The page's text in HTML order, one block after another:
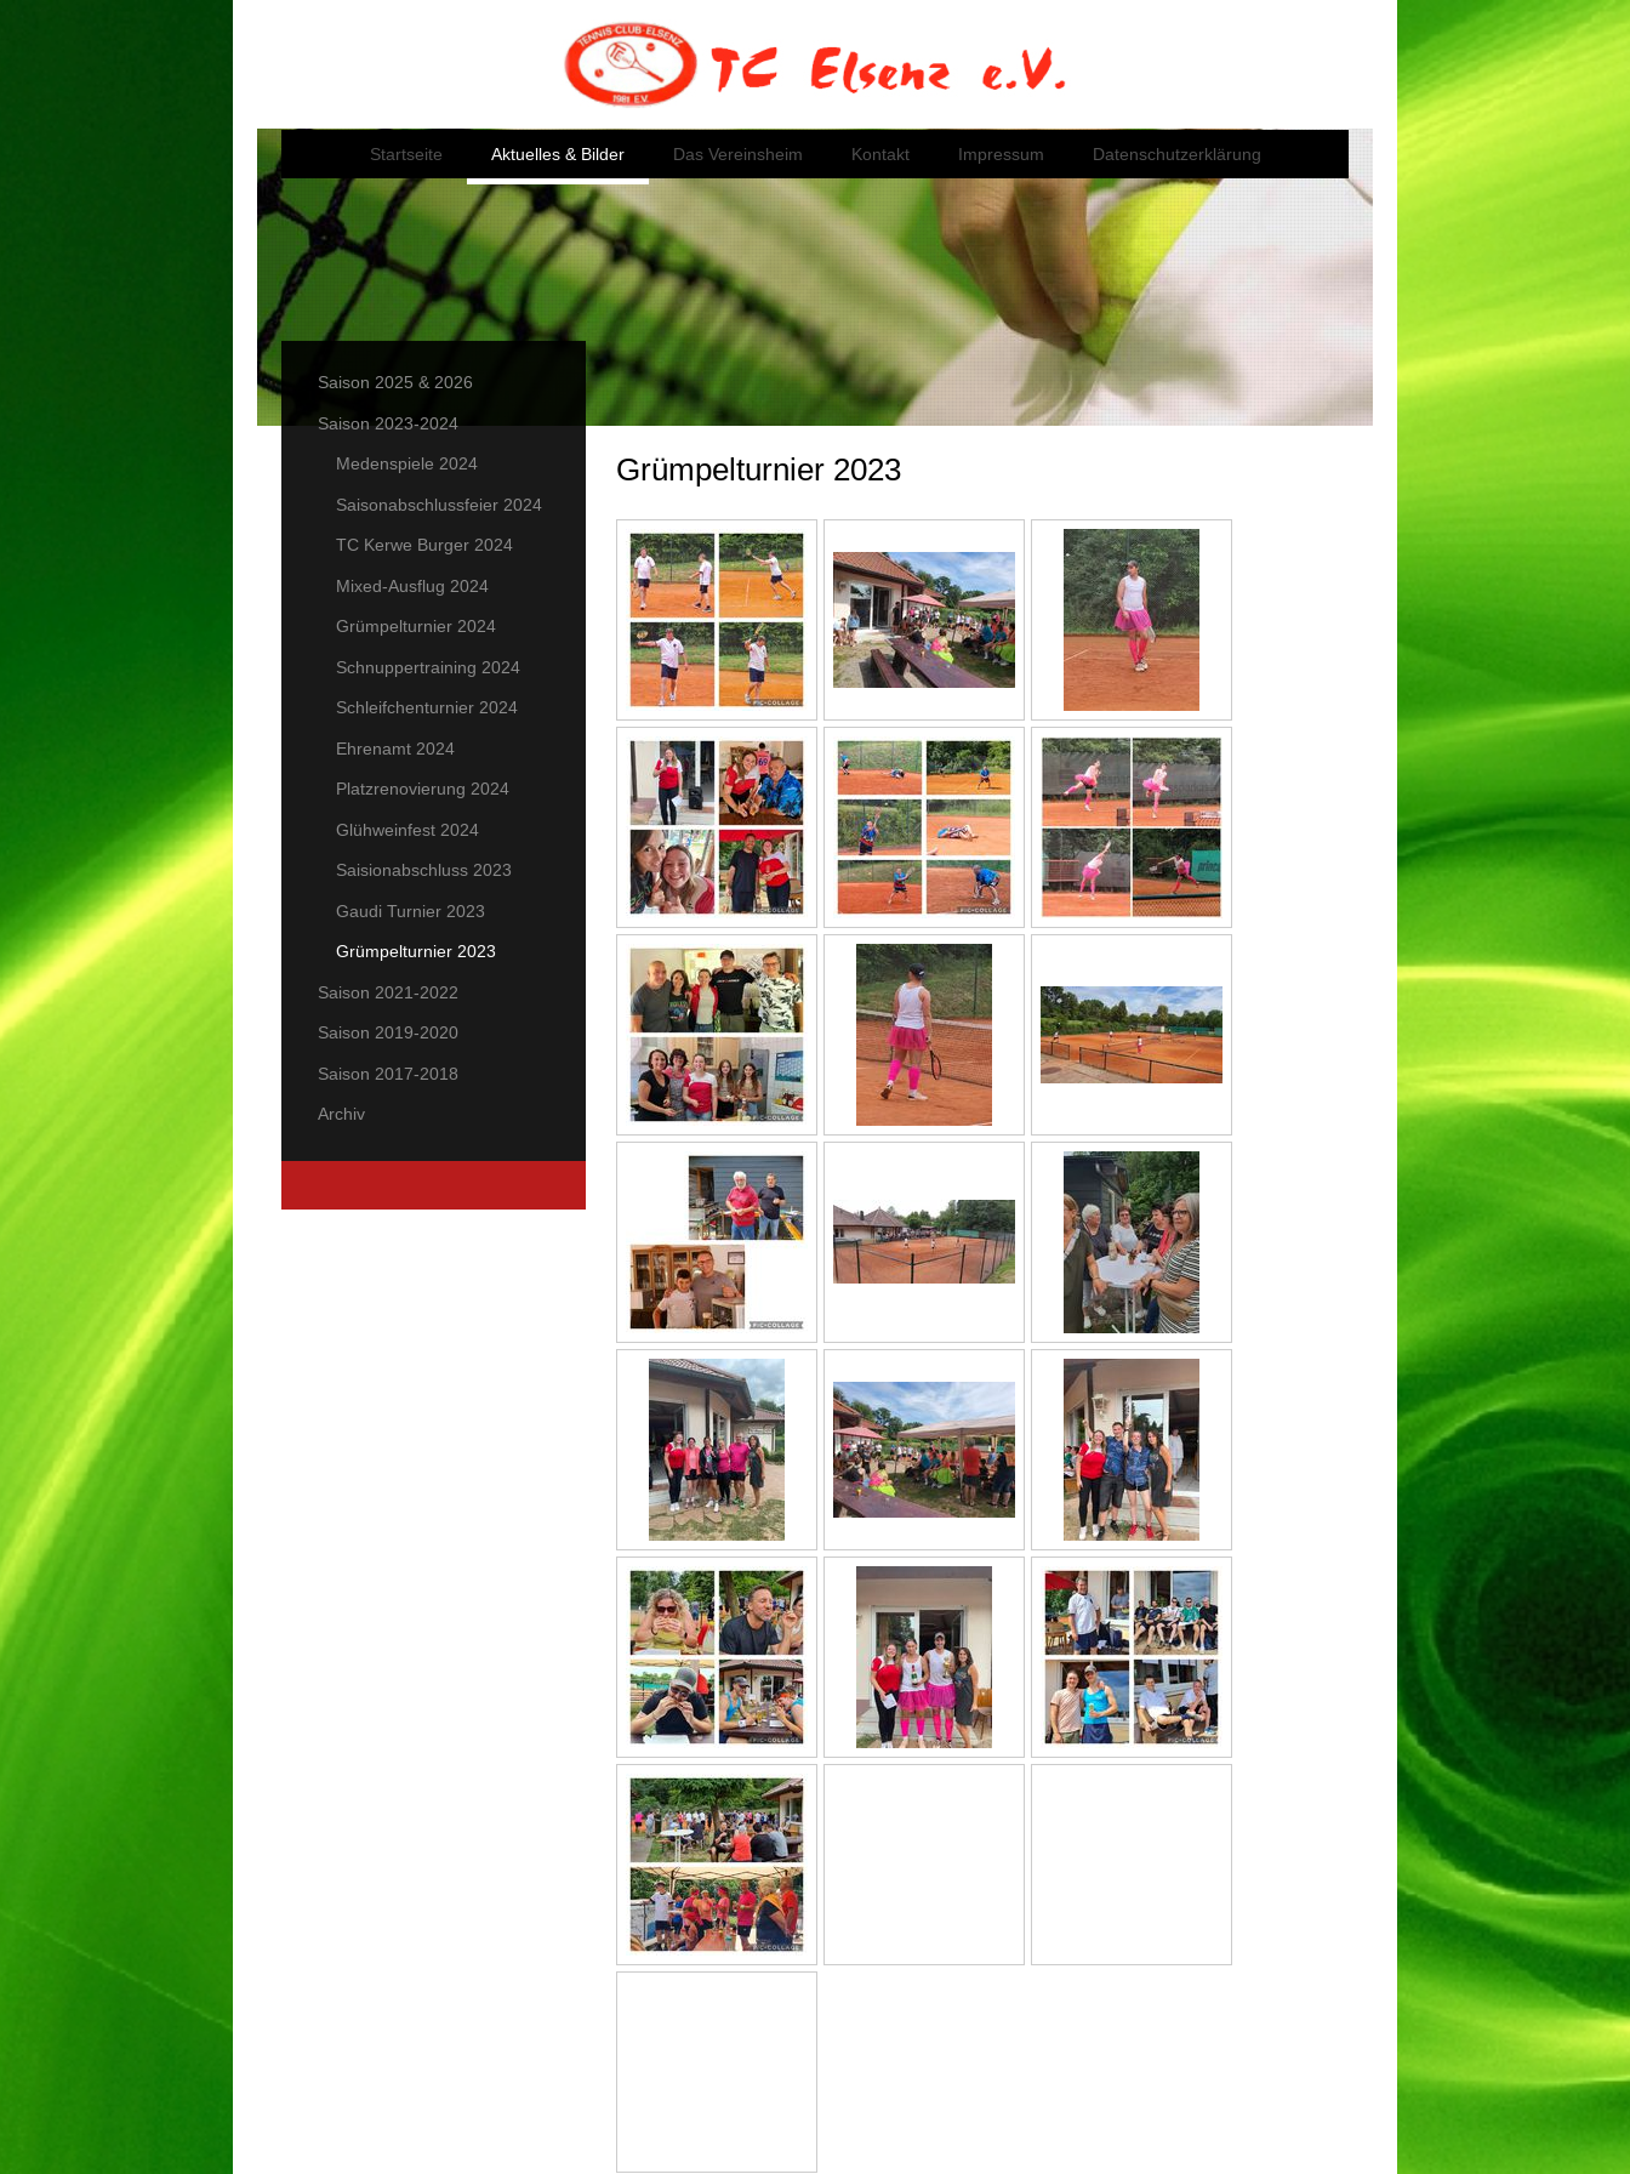
Startseite Aktuelles & Bilder Das Vereinsheim Kontakt Impressum Datenschutzerklärung
Grümpelturnier 2023
Saison 2025 & 2026
Saison 2023-2024
Medenspiele 2024
Saisonabschlussfeier 2024
TC Kerwe Burger 2024
Mixed-Ausflug 2024
Grümpelturnier 2024
Schnuppertraining 2024
Schleifchenturnier 2024
Ehrenamt 2024
Platzrenovierung 2024
Glühweinfest 2024
Saisionabschluss 2023
Gaudi Turnier 2023
Grümpelturnier 2023
Saison 2021-2022
Saison 2019-2020
Saison 2017-2018
Archiv